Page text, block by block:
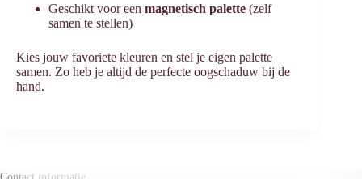
Geschikt voor een magnetisch palette (zelf
samen te stellen)
Kies jouw favoriete kleuren en stel je eigen palette
samen. Zo heb je altijd de perfecte oogschaduw bij de
hand.